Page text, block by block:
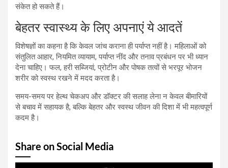
संकेत हो सकते हैं।
बेहतर स्वास्थ्य के लिए अपनाएं ये आदतें
विशेषज्ञों का कहना है कि केवल जांच कराना ही पर्याप्त नहीं है। महिलाओं को
संतुलित आहार, नियमित व्यायाम, पर्याप्त नींद और तनाव प्रबंधन पर भी ध्यान
देना चाहिए। फल, हरी सब्जियां, प्रोटीन और पोषक तत्वों से भरपूर भोजन
शरीर को स्वस्थ रखने में मदद करता है।
समय-समय पर हेल्थ चेकअप और डॉक्टर की सलाह लेना न केवल बीमारियों
से बचाव में सहायक है, बल्कि बेहतर और स्वस्थ जीवन की दिशा में भी महत्वपूर्ण
कदम है।
Share on Social Media